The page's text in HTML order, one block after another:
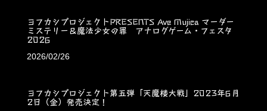
ヨフカシプロジェクトPRESENTS Ave Mujica マーダー
ミステリー＆魔法少女の罪 アナログゲーム・フェスタ
2026
2026/02/26
ヨフカシプロジェクト第五弾「天魔楼大戦」2023年6月
2日（金）発売決定！